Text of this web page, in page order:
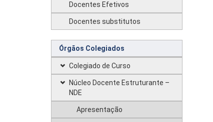
Docentes Efetivos
Docentes substitutos
Órgãos Colegiados
Colegiado de Curso
Núcleo Docente Estruturante –
NDE
Apresentação